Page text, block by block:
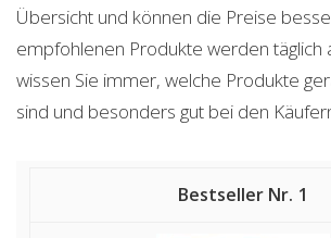
Übersicht und können die Preise
empfohlenen Produkte werden täglich
wissen Sie immer, welche Produkte
sind und besonders gut bei den
1